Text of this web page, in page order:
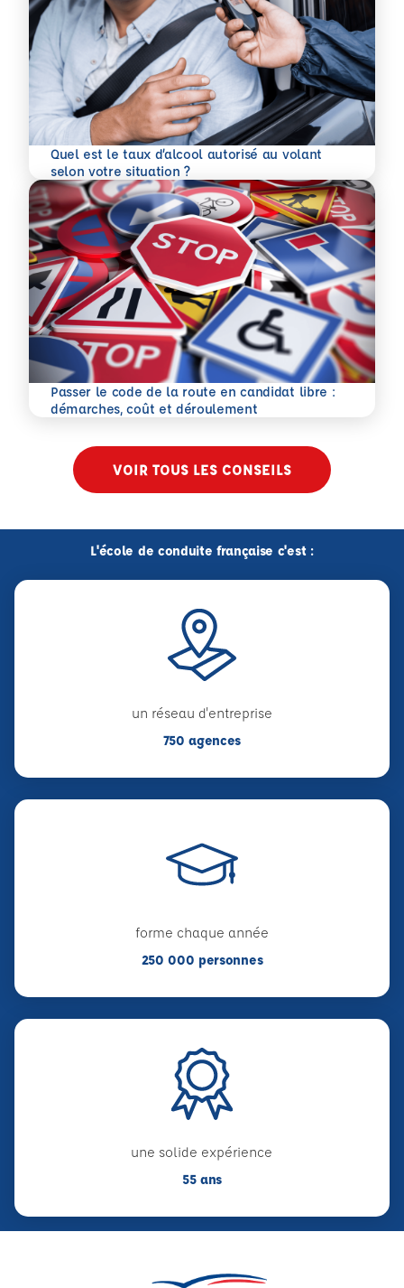
Quel est le taux d’alcool autorisé au volant
selon votre situation ?
En savoir plus
Passer le code de la route en candidat libre :
démarches, coût et déroulement
En savoir plus
VOIR TOUS LES CONSEILS
L'école de conduite française c'est :
un réseau d'entreprise
750 agences
forme chaque année
250 000 personnes
une solide expérience
55 ans